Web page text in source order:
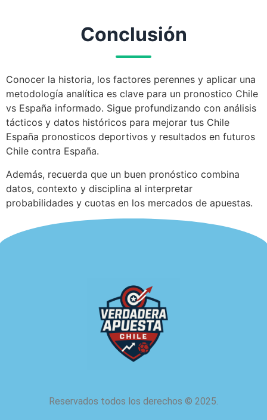
Conclusión
Conocer la historia, los factores perennes y aplicar una
metodología analítica es clave para un pronostico Chile
vs España informado. Sigue profundizando con análisis
tácticos y datos históricos para mejorar tus Chile
España pronosticos deportivos y resultados en futuros
Chile contra España.
Además, recuerda que un buen pronóstico combina
datos, contexto y disciplina al interpretar
probabilidades y cuotas en los mercados de apuestas.
Reservados todos los derechos © 2025.